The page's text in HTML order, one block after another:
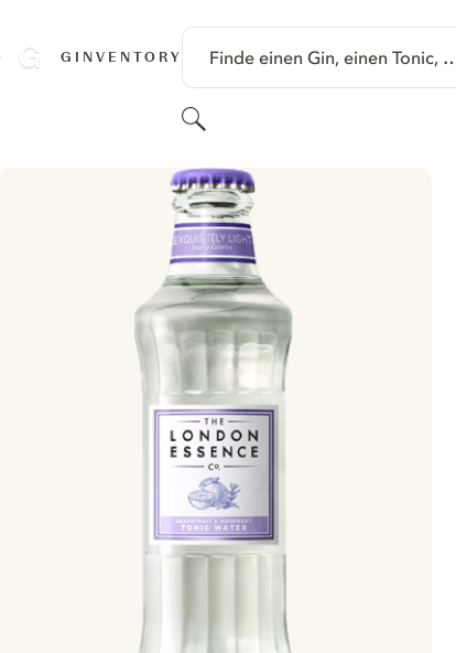
GINVENTORY Finde einen Gin, einen Tonic, …
Suchen